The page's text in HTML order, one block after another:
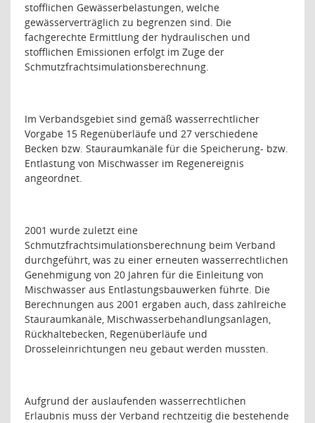
stofflichen Gewässerbelastungen, welche
gewässerverträglich zu begrenzen sind. Die
fachgerechte Ermittlung der hydraulischen und
stofflichen Emissionen erfolgt im Zuge der
Schmutzfrachtsimulationsberechnung.
Im Verbandsgebiet sind gemäß wasserrechtlicher
Vorgabe 15 Regenüberläufe und 27 verschiedene
Becken bzw. Stauraumkanäle für die Speicherung- bzw.
Entlastung von Mischwasser im Regenereignis
angeordnet.
2001 wurde zuletzt eine
Schmutzfrachtsimulationsberechnung beim Verband
durchgeführt, was zu einer erneuten wasserrechtlichen
Genehmigung von 20 Jahren für die Einleitung von
Mischwasser aus Entlastungsbauwerken führte. Die
Berechnungen aus 2001 ergaben auch, dass zahlreiche
Stauraumkanäle, Mischwasserbehandlungsanlagen,
Rückhaltebecken, Regenüberläufe und
Drosseleinrichtungen neu gebaut werden mussten.
Aufgrund der auslaufenden wasserrechtlichen
Erlaubnis muss der Verband rechtzeitig die bestehende